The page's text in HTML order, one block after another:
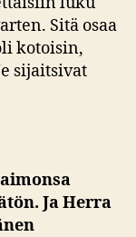
Sitä osaa
kotoisin,
sijaitsivat
Ja Herra